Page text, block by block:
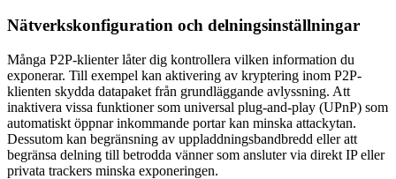
Nätverkskonfiguration och delningsinställningar
Många P2P-klienter låter dig kontrollera vilken information du
exponerar. Till exempel kan aktivering av kryptering inom P2P-
klienten skydda datapaket från grundläggande avlyssning. Att
inaktivera vissa funktioner som universal plug-and-play (UPnP) som
automatiskt öppnar inkommande portar kan minska attackytan.
Dessutom kan begränsning av uppladdningsbandbredd eller att
begränsa delning till betrodda vänner som ansluter via direkt IP eller
privata trackers minska exponeringen.